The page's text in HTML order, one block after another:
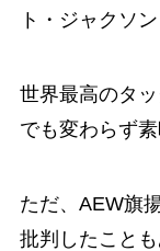
ト・ジャクソ
世界最高のタ
でも変わらず
ただ、AEW旗
批判したこと